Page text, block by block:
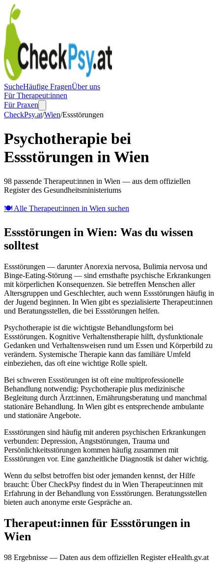
SucheHäufige FragenÜber uns
Für Therapeut:innen
Für Praxen
CheckPsy.at/Wien/Essstörungen
Psychotherapie bei
Essstörungen in Wien
98 passende Therapeut:innen in Wien — aus dem offiziellen
Register des Gesundheitsministeriums
🍽️ Alle Therapeut:innen in Wien suchen
Essstörungen in Wien: Was du wissen
solltest
Essstörungen — darunter Anorexia nervosa, Bulimia nervosa und
Binge-Eating-Störung — sind ernsthafte psychische Erkrankungen
mit körperlichen Konsequenzen. Sie betreffen Menschen aller
Altersgruppen und Geschlechter, auch wenn Essstörungen häufig in
der Jugend beginnen. In Wien gibt es spezialisierte Therapeut:innen
und Beratungsstellen, die bei Essstörungen helfen.
Psychotherapie ist die wichtigste Behandlungsform bei
Essstörungen. Kognitive Verhaltenstherapie hilft, dysfunktionale
Gedanken und Verhaltensweisen rund um Essen und Körperbild zu
verändern. Systemische Therapie kann das familiäre Umfeld
einbeziehen, das oft eine wichtige Rolle spielt.
Bei schweren Essstörungen ist oft eine multiprofessionelle
Behandlung notwendig: Psychotherapie plus medizinische
Begleitung durch Ärzt:innen, Ernährungsberatung und manchmal
stationäre Behandlung. In Wien gibt es entsprechende ambulante
und stationäre Angebote.
Essstörungen sind häufig mit anderen psychischen Erkrankungen
verbunden: Depression, Angststörungen, Trauma und
Persönlichkeitsstörungen kommen häufig zusammen mit
Essstörungen vor. Eine ganzheitliche Diagnostik ist daher wichtig.
Wenn du selbst betroffen bist oder jemanden kennst, der Hilfe
braucht: Über CheckPsy findest du in Wien Therapeut:innen mit
Erfahrung in der Behandlung von Essstörungen. Beratungsstellen
bieten auch anonyme erste Gespräche an.
Therapeut:innen für Essstörungen in
Wien
98 Ergebnisse — Daten aus dem offiziellen Register eHealth.gv.at